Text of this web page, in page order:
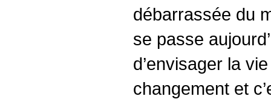
débarrassée du
se passe
d’envisager la
changement et